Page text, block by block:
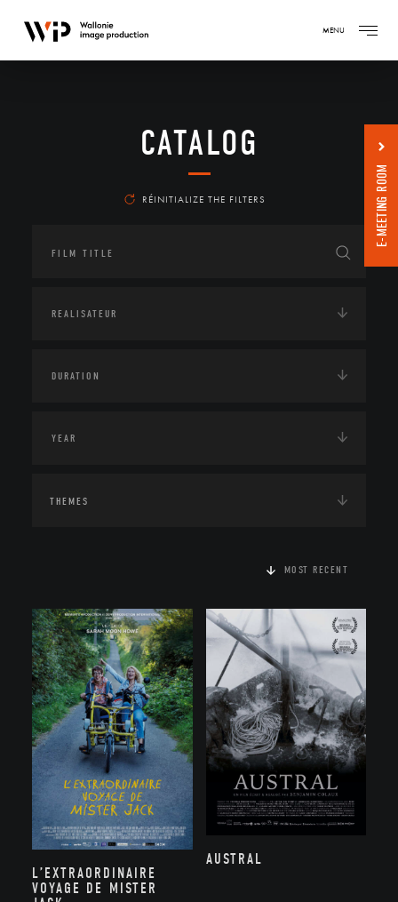
MENU
CATALOG
RÉINITIALIZE THE FILTERS
THEMES
MOST RECENT
L’EXTRAORDINAIRE
VOYAGE DE MISTER
AUSTRAL
E-MEETING ROOM